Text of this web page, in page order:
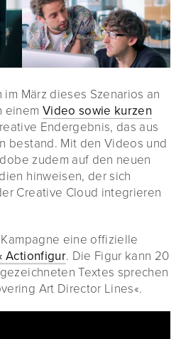
im März dieses Szenarios an
einem Video sowie kurzen
Endergebnis, das aus
bestand. Mit den Videos und
zudem auf den neuen
hinweisen, der sich
Creative Cloud integrieren
eine offizielle
Actionfigur. Die Figur kann 20
Textes sprechen
Art Director Lines«.